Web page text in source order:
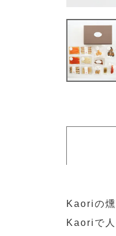
Kaoriの燻
Kaoriで